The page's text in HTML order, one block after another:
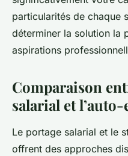
particularités de chaque
déterminer la solution la
aspirations
Comparaison
salarial et
Le portage salarial et le
offrent des approches